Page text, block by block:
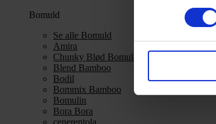
Bomuld
Se alle Bomuld
Amira
Chunky Blød Bomuld
Blend Bamboo
Bodil
Bommix Bamboo
Bomulin
Bora Bora
cenerentola